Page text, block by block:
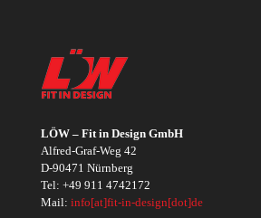
LÖW – Fit in Design GmbH
Alfred-Graf-Weg 42
D-90471 Nürnberg
Tel: +49 911 4742172
Mail: info[at]fit-in-design[dot]de